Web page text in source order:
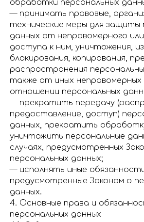
обработки персональных
— принимать правовые,
технические меры для защиты
данных от неправомерного
доступа к ним, уничтожения,
блокирования, копирования,
распространения
также от иных неправомерных
отношении персональных
— прекратить передачу
предоставление, доступ)
данных, прекратить
уничтожить персональные
случаях, предусмотренных
персональных данных;
— исполнять иные
предусмотренные Законом о
данных.
4. Основные права и
персональных данных